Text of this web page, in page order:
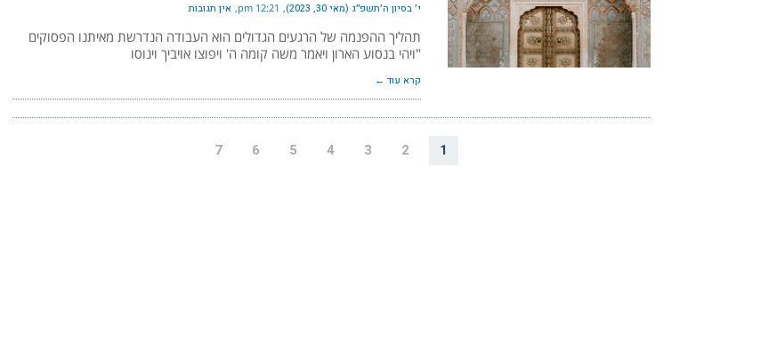
י׳ בסיון ה׳תשפ״ג (מאי 30, 2023) 12:21 pm אין תגובות
תהליך ההפנמה של הרגעים הגדולים הוא העבודה הנדרשת מאיתנו הפסוקים
"ויהי בנסוע הארון ויאמר משה קומה ה' ויפוצו אויביך וינוסו
קרא עוד ←
1
2
3
4
5
6
7